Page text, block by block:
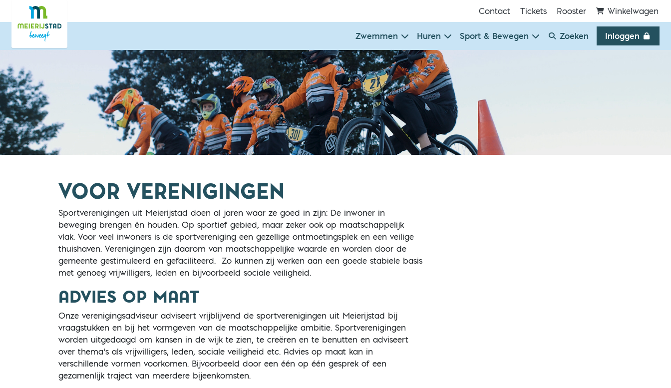
Direct naar de inhoud van de pagina Contact Tickets Rooster Winkelwagen
Zwemmen Huren Sport & Bewegen Zoeken Inloggen
VOOR VERENIGINGEN
Sportverenigingen uit Meierijstad doen al jaren waar ze goed in zijn: De inwoner in
beweging brengen én houden. Op sportief gebied, maar zeker ook op maatschappelijk
vlak. Voor veel inwoners is de sportvereniging een gezellige ontmoetingsplek en een veilige
thuishaven. Verenigingen zijn daarom van maatschappelijke waarde en worden door de
gemeente gestimuleerd en gefaciliteerd. Zo kunnen zij werken aan een goede stabiele basis
met genoeg vrijwilligers, leden en bijvoorbeeld sociale veiligheid.
ADVIES OP MAAT
Onze verenigingsadviseur adviseert vrijblijvend de sportverenigingen uit Meierijstad bij
vraagstukken en bij het vormgeven van de maatschappelijke ambitie. Sportverenigingen
worden uitgedaagd om kansen in de wijk te zien, te creëren en te benutten en adviseert
over thema’s als vrijwilligers, leden, sociale veiligheid etc. Advies op maat kan in
verschillende vormen voorkomen. Bijvoorbeeld door een één op één gesprek of een
gezamenlijk traject van meerdere bijeenkomsten.